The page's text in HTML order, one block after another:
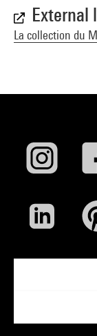
External
La collection du